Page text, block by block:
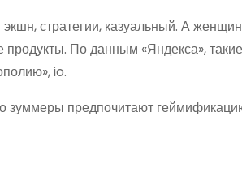
стратегии, казуальный. А
По данным «Яндекса»,
io.
зуммеры предпочитают